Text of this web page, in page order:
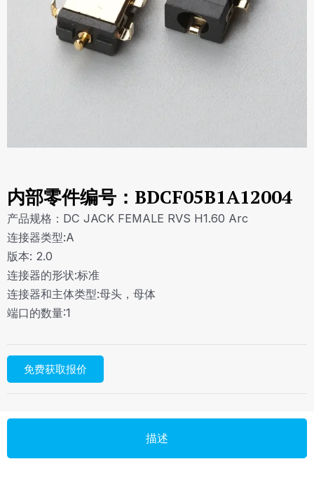
内部零件编号：BDCF05B1A12004
产品规格：DC JACK FEMALE RVS H1.60 Arc
连接器类型:A
版本: 2.0
连接器的形状:标准
连接器和主体类型:母头，母体
端口的数量:1
免费获取报价
描述